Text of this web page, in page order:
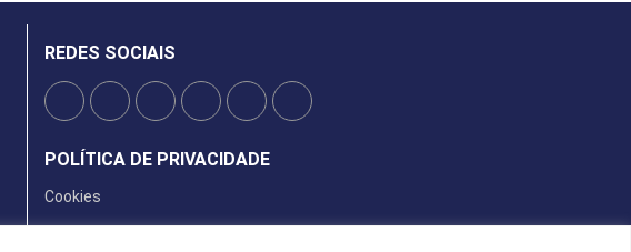
REDES SOCIAIS
POLÍTICA DE PRIVACIDADE
Cookies